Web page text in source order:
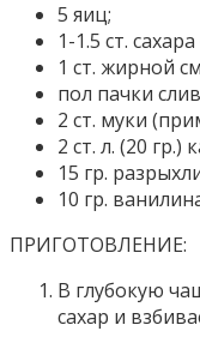
5 яиц;
1-1.5 ст.
1 ст. жирной
пол пачки
2 ст. муки
2 ст. л. (20
15 гр.
10 гр.
ПРИГОТОВЛЕНИЕ:
В глубокую
сахар и